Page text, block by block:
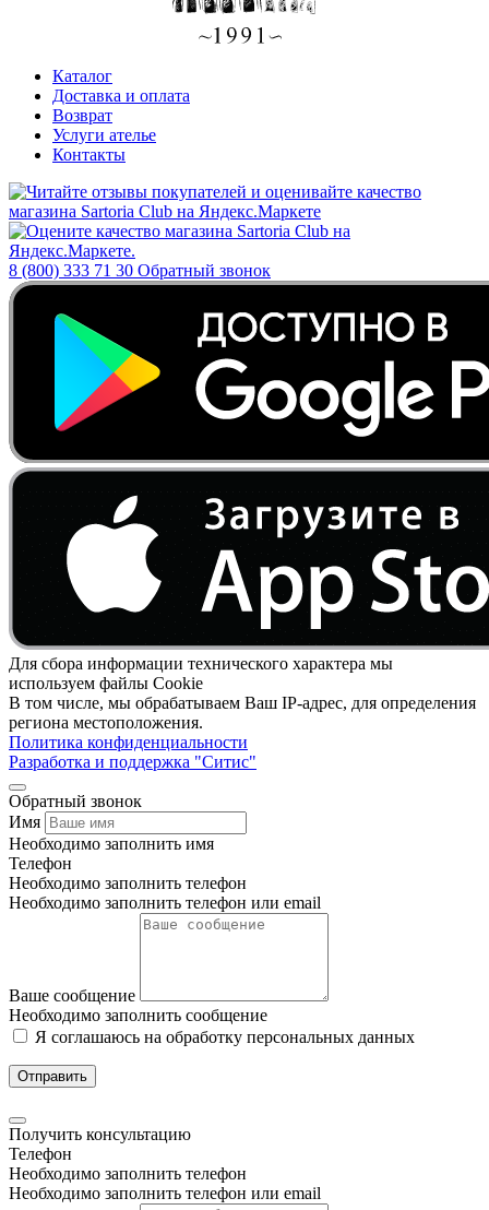
Каталог
Доставка и оплата
Возврат
Услуги ателье
Контакты
8 (800) 333 71 30 Обратный звонок
Для сбора информации технического характера мы
используем файлы Cookie
В том числе, мы обрабатываем Ваш IP-адрес, для определения
региона местоположения.
Политика конфиденциальности
Разработка и поддержка "Ситис"
Обратный звонок
Имя
Необходимо заполнить имя
Телефон
Необходимо заполнить телефон
Необходимо заполнить телефон или email
Ваше сообщение
Необходимо заполнить сообщение
Я соглашаюсь на обработку персональных данных
Отправить
Получить консультацию
Телефон
Необходимо заполнить телефон
Необходимо заполнить телефон или email